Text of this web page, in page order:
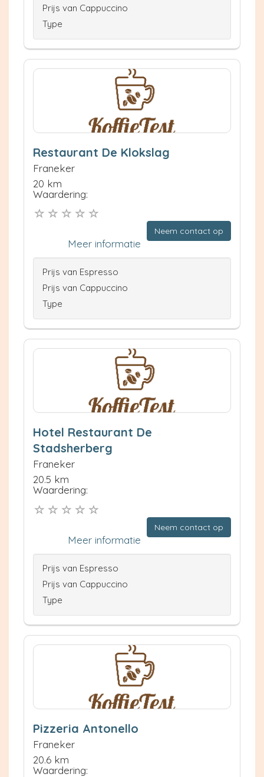
Prijs van Cappuccino
Type
Restaurant De Klokslag
Franeker
20 km
Waardering:
Neem contact op
Meer informatie
Prijs van Espresso
Prijs van Cappuccino
Type
Hotel Restaurant De
Stadsherberg
Franeker
20.5 km
Waardering:
Neem contact op
Meer informatie
Prijs van Espresso
Prijs van Cappuccino
Type
Pizzeria Antonello
Franeker
20.6 km
Waardering: